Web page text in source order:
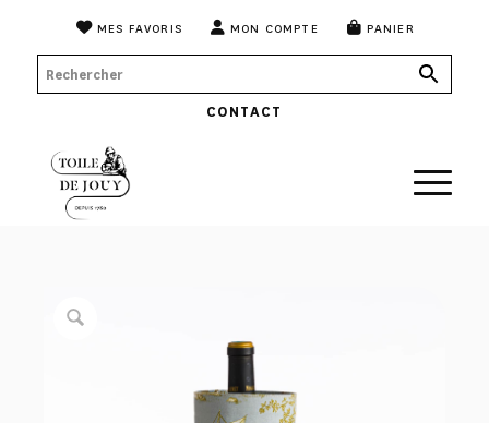
MES FAVORIS MON COMPTE PANIER
CONTACT